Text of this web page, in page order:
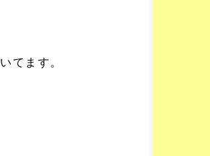
いてます。